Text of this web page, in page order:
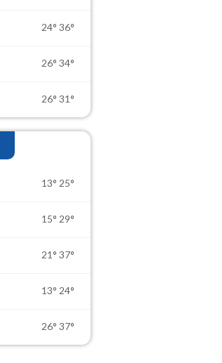
24° 36°
26° 34°
26° 31°
13° 25°
15° 29°
21° 37°
13° 24°
26° 37°